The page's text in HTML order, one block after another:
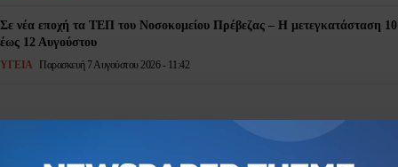
Σε νέα εποχή τα ΤΕΠ του Νοσοκομείου Πρέβεζας – Η μετεγκατάσταση 10
έως 12 Αυγούστου
ΥΓΕΙΑ Παρασκευή 7 Αυγούστου 2026 - 11:42